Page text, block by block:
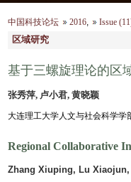
中国科技论坛 2016, Issue
区域研究
基于三螺旋理论的区
张秀萍, 卢小君, 黄晓颖
大连理工大学人文与社会科学学
Regional Collaborative
Zhang Xiuping, Lu